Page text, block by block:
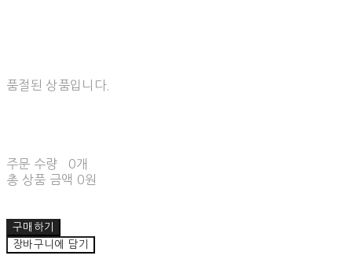
품절된 상품입니다.
주문 수량
0개
총 상품 금액 0원
구매하기
장바구니에 담기